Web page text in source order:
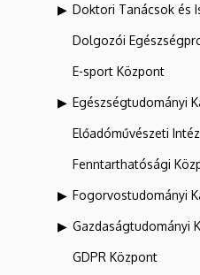
Doktori Tanácsok és
Dolgozói
E-sport Központ
Egészségtudományi
Előadóművészeti
Fenntarthatósági
Fogorvostudományi
Gazdaságtudományi
GDPR Központ